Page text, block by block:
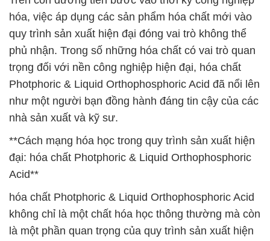
hóa, việc áp dụng các sản phẩm hóa chất mới vào
quy trình sản xuất hiện đại đóng vai trò không thể
phủ nhận. Trong số những hóa chất có vai trò quan
trọng đối với nền công nghiệp hiện đại, hóa chất
Photphoric & Liquid Orthophosphoric Acid đã nổi lên
như một người bạn đồng hành đáng tin cậy của các
nhà sản xuất và kỹ sư.
**Cách mạng hóa học trong quy trình sản xuất hiện
đại: hóa chất Photphoric & Liquid Orthophosphoric
Acid**
hóa chất Photphoric & Liquid Orthophosphoric Acid
không chỉ là một chất hóa học thông thường mà còn
là một phần quan trọng của quy trình sản xuất hiện